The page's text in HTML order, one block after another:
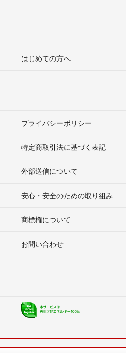
はじめての方へ
プライバシーポリシー
特定商取引法に基づく表記
外部送信について
安心・安全のための取り組み
商標権について
お問い合わせ